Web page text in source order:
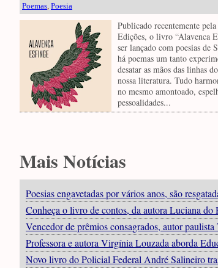
Poemas Poesia
Publicado recentemente
Edições, o livro “Alavenca
ser lançado com poesias de
há poemas um tanto
desatar as mãos das linhas
nossa literatura. Tudo
no mesmo amontoado,
pessoalidades...
Mais Notícias
Poesias engavetadas por vários anos, são
Conheça o livro de contos, da autora Luciana
Vencedor de prêmios consagrados, autor
Professora e autora Virgínia Louzada aborda
Novo livro do Policial Federal André Salineiro